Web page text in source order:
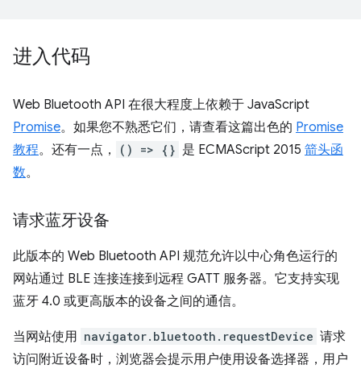
进入代码
Web Bluetooth API 在很大程度上依赖于 JavaScript
Promise。如果您不熟悉它们，请查看这篇出色的 Promise
教程。还有一点， () => {} 是 ECMAScript 2015 箭头函
数。
请求蓝牙设备
此版本的 Web Bluetooth API 规范允许以中心角色运行的
网站通过 BLE 连接连接到远程 GATT 服务器。它支持实现
蓝牙 4.0 或更高版本的设备之间的通信。
当网站使用 navigator.bluetooth.requestDevice 请求
访问附近设备时，浏览器会提示用户使用设备选择器，用户